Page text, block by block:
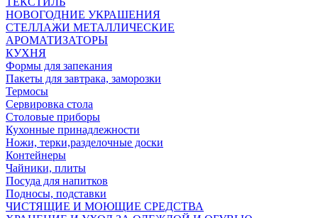
НОВОГОДНИЕ УКРАШЕНИЯ
СТЕЛЛАЖИ МЕТАЛЛИЧЕСКИЕ
АРОМАТИЗАТОРЫ
КУХНЯ
Формы для запекания
Пакеты для завтрака, заморозки
Термосы
Сервировка стола
Столовые приборы
Кухонные принадлежности
Ножи, терки,разделочные доски
Контейнеры
Чайники, плиты
Посуда для напитков
Подносы, подставки
ЧИСТЯЩИЕ И МОЮЩИЕ СРЕДСТВА